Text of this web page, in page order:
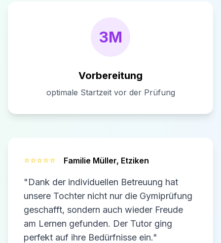
3M
Vorbereitung
optimale Startzeit vor der Prüfung
⭐⭐⭐⭐⭐ Familie Müller, Etziken
"Dank der individuellen Betreuung hat
unsere Tochter nicht nur die Gymiprüfung
geschafft, sondern auch wieder Freude
am Lernen gefunden. Der Tutor ging
perfekt auf ihre Bedürfnisse ein."